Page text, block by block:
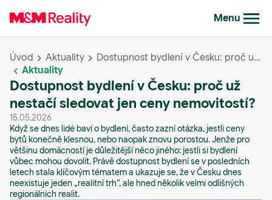
Menu
Úvod Aktuality
Dostupnost bydlení v Česku: proč už nestačí sledovat jen ceny nemovitostí?
Aktuality
Dostupnost bydlení v Česku: proč už
nestačí sledovat jen ceny nemovitostí?
15.05.2026
Když se dnes lidé baví o bydlení, často zazní otázka, jestli ceny
bytů konečně klesnou, nebo naopak znovu porostou. Jenže pro
většinu domácností je důležitější něco jiného: jestli si bydlení
vůbec mohou dovolit. Právě dostupnost bydlení se v posledních
letech stala klíčovým tématem a ukazuje se, že v Česku dnes
neexistuje jeden „realitní trh“, ale hned několik velmi odlišných
regionálních realit.